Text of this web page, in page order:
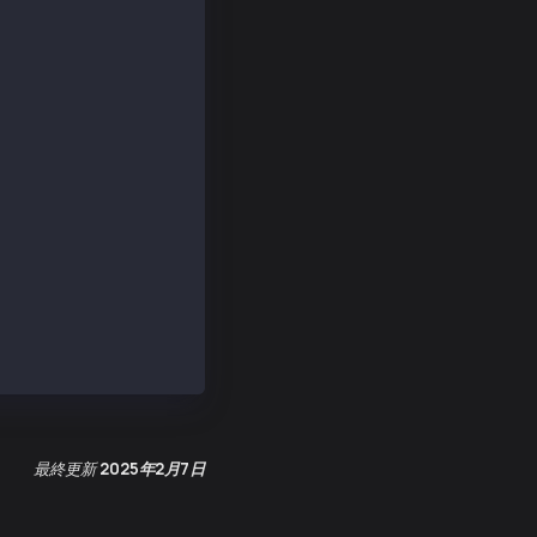
最終更新 2025年2月7日